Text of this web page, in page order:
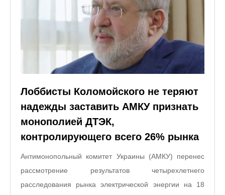
Лоббисты Коломойского не теряют
надежды заставить АМКУ признать
монополией ДТЭК,
контролирующего всего 26% рынка
Антимонопольный комитет Украины (АМКУ) перенес
рассмотрение результатов четырехлетнего
расследования рынка электрической энергии на 18